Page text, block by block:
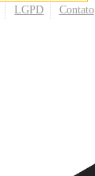
LGPD Contato